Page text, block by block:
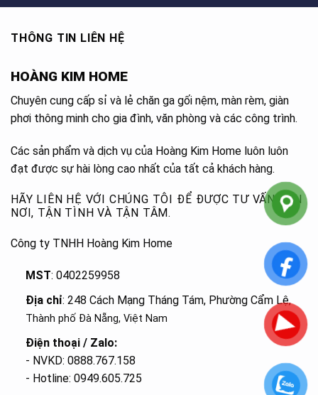
THÔNG TIN LIÊN HỆ
HOÀNG KIM HOME
Chuyên cung cấp sỉ và lẻ chăn ga gối nệm, màn rèm, giàn
phơi thông minh cho gia đình, văn phòng và các công trình.
Các sản phẩm và dịch vụ của Hoàng Kim Home luôn luôn
đạt được sự hài lòng cao nhất của tất cả khách hàng.
HÃY LIÊN HỆ VỚI CHÚNG TÔI ĐỂ ĐƯỢC TƯ VẤN TẬN
NƠI, TẬN TÌNH VÀ TẬN TÂM.
Công ty TNHH Hoàng Kim Home
MST: 0402259958
Địa chỉ: 248 Cách Mạng Tháng Tám, Phường Cẩm Lệ,
Thành phố Đà Nẵng, Việt Nam
Điện thoại / Zalo:
- NVKD: 0888.767.158
- Hotline: 0949.605.725